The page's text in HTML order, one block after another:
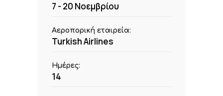
7 - 20 Νοεμβρίου
Αεροπορική εταιρεία:
Turkish Airlines
Ημέρες:
14